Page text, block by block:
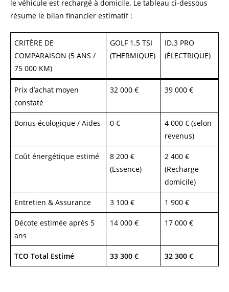
le véhicule est rechargé à domicile. Le tableau ci-dessous
résume le bilan financier estimatif :
CRITÈRE DE
COMPARAISON (5 ANS /
75 000 KM)
GOLF 1.5 TSI
(THERMIQUE)
ID.3 PRO
(ÉLECTRIQUE)
Prix d’achat moyen
constaté
32 000 € 39 000 €
Bonus écologique / Aides 0 €
4 000 € (selon
revenus)
Coût énergétique estimé
8 200 €
(Essence)
2 400 €
(Recharge
domicile)
Entretien & Assurance 3 100 € 1 900 €
Décote estimée après 5
ans
14 000 € 17 000 €
TCO Total Estimé 33 300 € 32 300 €